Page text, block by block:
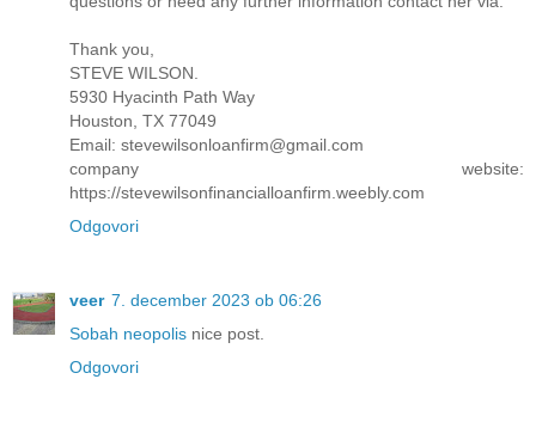
Thank you,
STEVE WILSON.
5930 Hyacinth Path Way
Houston, TX 77049
Email: stevewilsonloanfirm@gmail.com
company website:
https://stevewilsonfinancialloanfirm.weebly.com
Odgovori
veer 7. december 2023 ob 06:26
Sobah neopolis nice post.
Odgovori